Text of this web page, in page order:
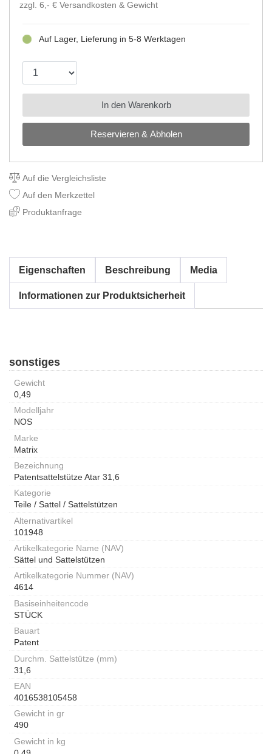
zzgl. 6,- € Versandkosten & Gewicht
Reservieren & Abholen
Auf Lager, Lieferung in 5-8 Werktagen
In den Warenkorb
Auf die Vergleichsliste
Auf den Merkzettel
Produktanfrage
Eigenschaften Beschreibung Media
Informationen zur Produktsicherheit
sonstiges
Gewicht
0,49
Modelljahr
NOS
Marke
Matrix
Bezeichnung
Patentsattelstütze Atar 31,6
Kategorie
Teile / Sattel / Sattelstützen
Alternativartikel
101948
Artikelkategorie Name (NAV)
Sättel und Sattelstützen
Artikelkategorie Nummer (NAV)
4614
Basiseinheitencode
STÜCK
Bauart
Patent
Durchm. Sattelstütze (mm)
31,6
EAN
4016538105458
Gewicht in gr
490
Gewicht in kg